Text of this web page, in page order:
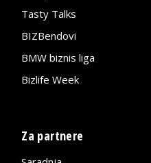
Tasty Talks
BIZBendovi
BMW biznis liga
Bizlife Week
Za partnere